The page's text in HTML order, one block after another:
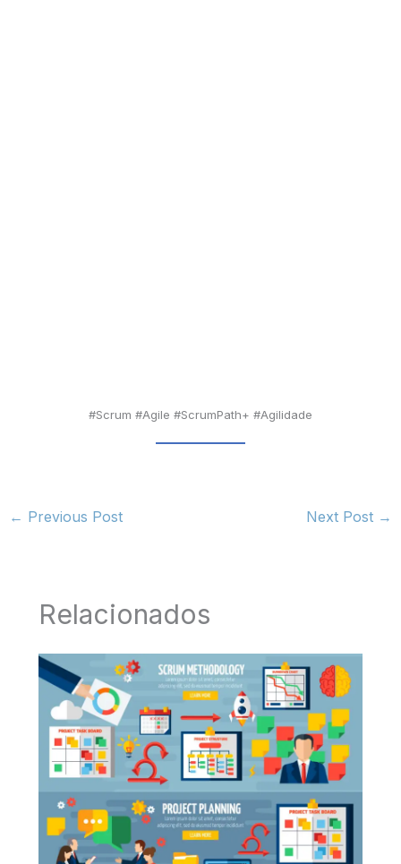
#Scrum #Agile #ScrumPath+ #Agilidade
← Previous Post Next Post →
Relacionados